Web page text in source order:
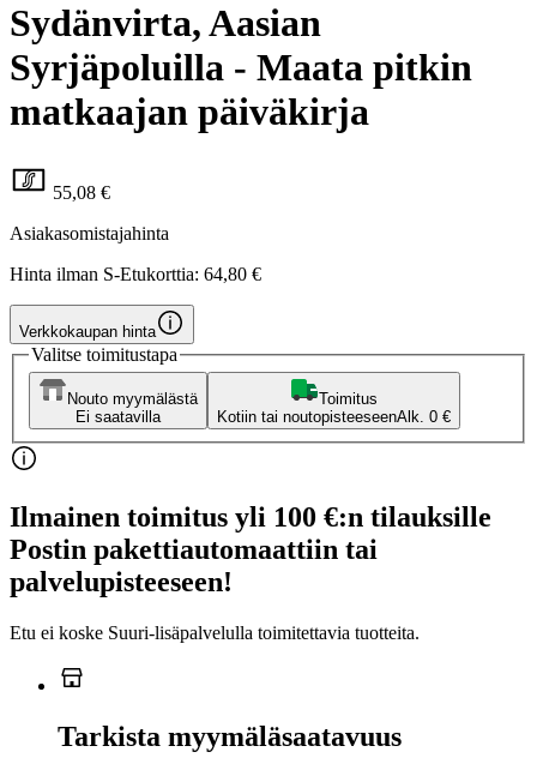
Sydänvirta, Aasian
Syrjäpoluilla - Maata pitkin
matkaajan päiväkirja
55,08 €
Asiakasomistajahinta
Hinta ilman S-Etukorttia: 64,80 €
Verkkokaupan hinta
Valitse toimitustapa
Nouto myymälästä
Ei saatavilla
Toimitus
Kotiin tai noutopisteeseenAlk. 0 €
Ilmainen toimitus yli 100 €:n tilauksille
Postin pakettiautomaattiin tai
palvelupisteeseen!
Etu ei koske Suuri‑lisäpalvelulla toimitettavia tuotteita.
Tarkista myymäläsaatavuus